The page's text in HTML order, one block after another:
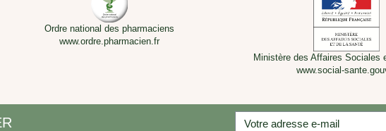
Ordre national des pharmaciens
www.ordre.pharmacien.fr
Ministère des Affaires Sociales
www.social-